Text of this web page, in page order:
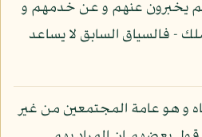
يخبرون عنهم و عن خدمهم و
- فالسياق السابق لا يساعد
و هو عامة المجتمعين من غير